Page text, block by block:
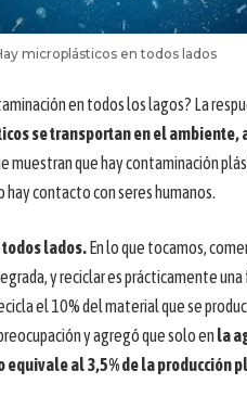
microplásticos en todos lados
en todos los lagos? La
se transportan en el ambiente,
muestran que hay contaminación
hay contacto con seres humanos.
lados.En lo que tocamos,
y reciclar es prácticamente
el 10% del material que se
y agregó que solo en la
al 3,5% de la producción